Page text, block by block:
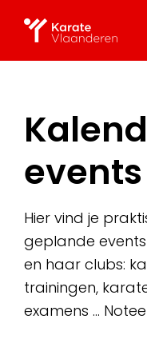
events
Hier vind je
geplande
en haar clubs:
trainingen,
examens …